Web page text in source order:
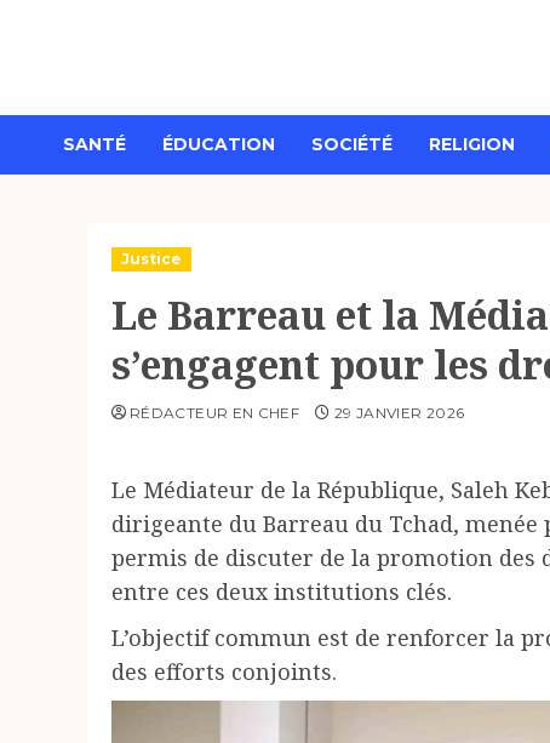
SANTÉ ÉDUCATION SOCIÉTÉ RELIGION
Justice
Le Barreau et la
s’engagent pour les
RÉDACTEUR EN CHEF 29 JANVIER 2026
Le Médiateur de la République, Saleh
dirigeante du Barreau du Tchad, menée
permis de discuter de la promotion des
entre ces deux institutions clés.
L’objectif commun est de renforcer la
des efforts conjoints.